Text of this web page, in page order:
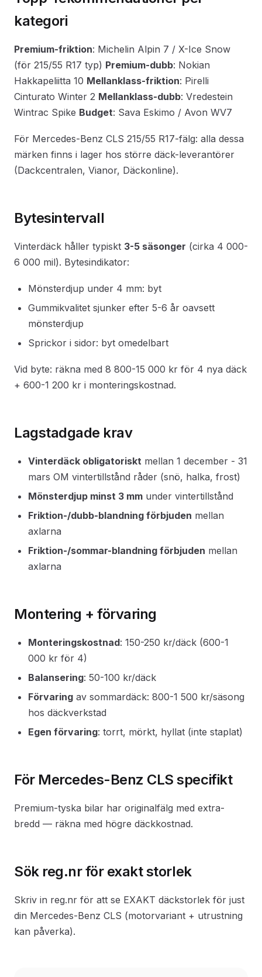
kategori
Premium-friktion: Michelin Alpin 7 / X-Ice Snow
(för 215/55 R17 typ) Premium-dubb: Nokian
Hakkapeliitta 10 Mellanklass-friktion: Pirelli
Cinturato Winter 2 Mellanklass-dubb: Vredestein
Wintrac Spike Budget: Sava Eskimo / Avon WV7
För Mercedes-Benz CLS 215/55 R17-fälg: alla dessa
märken finns i lager hos större däck-leverantörer
(Dackcentralen, Vianor, Däckonline).
Bytesintervall
Vinterdäck håller typiskt 3-5 säsonger (cirka 4 000-
6 000 mil). Bytesindikator:
Mönsterdjup under 4 mm: byt
Gummikvalitet sjunker efter 5-6 år oavsett
mönsterdjup
Sprickor i sidor: byt omedelbart
Vid byte: räkna med 8 800-15 000 kr för 4 nya däck
+ 600-1 200 kr i monteringskostnad.
Lagstadgade krav
Vinterdäck obligatoriskt mellan 1 december - 31
mars OM vintertillstånd råder (snö, halka, frost)
Mönsterdjup minst 3 mm under vintertillstånd
Friktion-/dubb-blandning förbjuden mellan
axlarna
Friktion-/sommar-blandning förbjuden mellan
axlarna
Montering + förvaring
Monteringskostnad: 150-250 kr/däck (600-1
000 kr för 4)
Balansering: 50-100 kr/däck
Förvaring av sommardäck: 800-1 500 kr/säsong
hos däckverkstad
Egen förvaring: torrt, mörkt, hyllat (inte staplat)
För Mercedes-Benz CLS specifikt
Premium-tyska bilar har originalfälg med extra-
bredd — räkna med högre däckkostnad.
Sök reg.nr för exakt storlek
Skriv in reg.nr för att se EXAKT däckstorlek för just
din Mercedes-Benz CLS (motorvariant + utrustning
kan påverka).